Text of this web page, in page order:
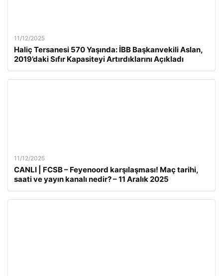
11/12/2025
Haliç Tersanesi 570 Yaşında: İBB Başkanvekili Aslan,
2019’daki Sıfır Kapasiteyi Artırdıklarını Açıkladı
11/12/2025
CANLI | FCSB – Feyenoord karşılaşması! Maç tarihi,
saati ve yayın kanalı nedir? – 11 Aralık 2025